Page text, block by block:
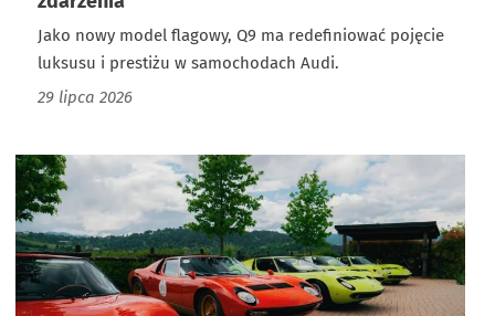
Jako nowy model flagowy, Q9 ma redefiniować pojęcie
luksusu i prestiżu w samochodach Audi.
29 lipca 2026